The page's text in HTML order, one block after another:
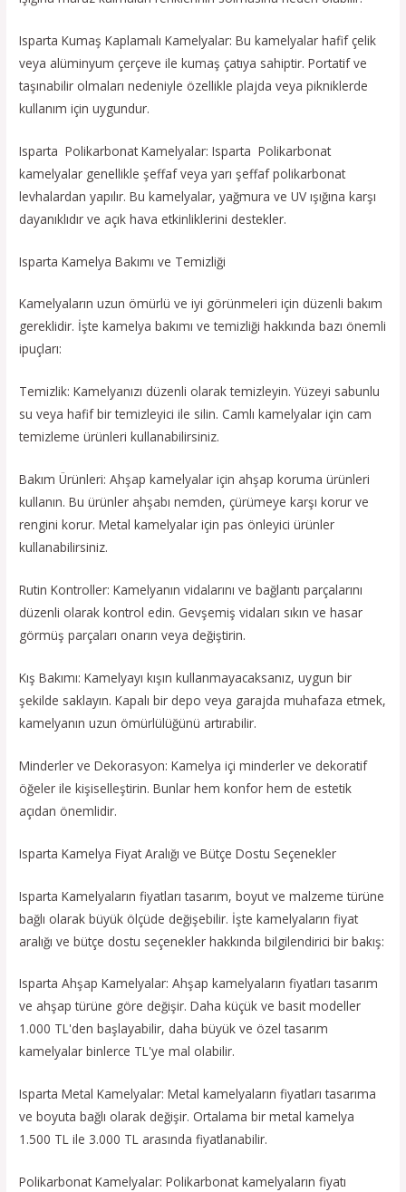
Isparta Kumaş Kaplamalı Kamelyalar: Bu kamelyalar hafif çelik
veya alüminyum çerçeve ile kumaş çatıya sahiptir. Portatif ve
taşınabilir olmaları nedeniyle özellikle plajda veya pikniklerde
kullanım için uygundur.
Isparta Polikarbonat Kamelyalar: Isparta Polikarbonat
kamelyalar genellikle şeffaf veya yarı şeffaf polikarbonat
levhalardan yapılır. Bu kamelyalar, yağmura ve UV ışığına karşı
dayanıklıdır ve açık hava etkinliklerini destekler.
Isparta Kamelya Bakımı ve Temizliği
Kamelyaların uzun ömürlü ve iyi görünmeleri için düzenli bakım
gereklidir. İşte kamelya bakımı ve temizliği hakkında bazı önemli
ipuçları:
Temizlik: Kamelyanızı düzenli olarak temizleyin. Yüzeyi sabunlu
su veya hafif bir temizleyici ile silin. Camlı kamelyalar için cam
temizleme ürünleri kullanabilirsiniz.
Bakım Ürünleri: Ahşap kamelyalar için ahşap koruma ürünleri
kullanın. Bu ürünler ahşabı nemden, çürümeye karşı korur ve
rengini korur. Metal kamelyalar için pas önleyici ürünler
kullanabilirsiniz.
Rutin Kontroller: Kamelyanın vidalarını ve bağlantı parçalarını
düzenli olarak kontrol edin. Gevşemiş vidaları sıkın ve hasar
görmüş parçaları onarın veya değiştirin.
Kış Bakımı: Kamelyayı kışın kullanmayacaksanız, uygun bir
şekilde saklayın. Kapalı bir depo veya garajda muhafaza etmek,
kamelyanın uzun ömürlülüğünü artırabilir.
Minderler ve Dekorasyon: Kamelya içi minderler ve dekoratif
öğeler ile kişiselleştirin. Bunlar hem konfor hem de estetik
açıdan önemlidir.
Isparta Kamelya Fiyat Aralığı ve Bütçe Dostu Seçenekler
Isparta Kamelyaların fiyatları tasarım, boyut ve malzeme türüne
bağlı olarak büyük ölçüde değişebilir. İşte kamelyaların fiyat
aralığı ve bütçe dostu seçenekler hakkında bilgilendirici bir bakış:
Isparta Ahşap Kamelyalar: Ahşap kamelyaların fiyatları tasarım
ve ahşap türüne göre değişir. Daha küçük ve basit modeller
1.000 TL'den başlayabilir, daha büyük ve özel tasarım
kamelyalar binlerce TL'ye mal olabilir.
Isparta Metal Kamelyalar: Metal kamelyaların fiyatları tasarıma
ve boyuta bağlı olarak değişir. Ortalama bir metal kamelya
1.500 TL ile 3.000 TL arasında fiyatlanabilir.
Polikarbonat Kamelyalar: Polikarbonat kamelyaların fiyatı